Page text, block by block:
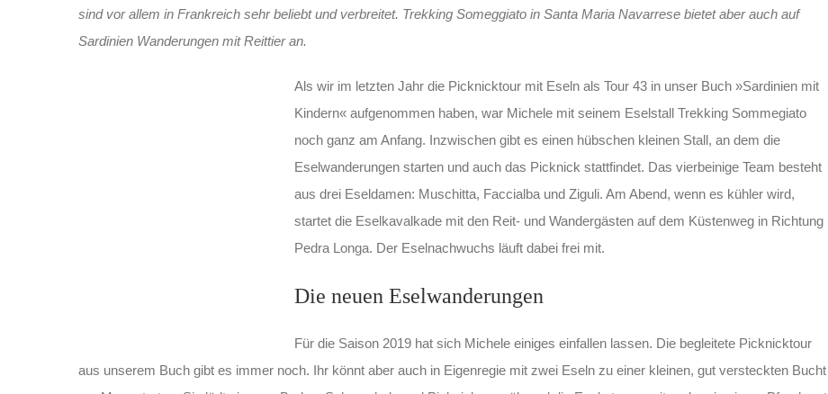
sind vor allem in Frankreich sehr beliebt und verbreitet. Trekking Someggiato in Santa Maria Navarrese bietet aber auch auf
Sardinien Wanderungen mit Reittier an.
Als wir im letzten Jahr die Picknicktour mit Eseln als Tour 43 in unser Buch »Sardinien mit
Kindern« aufgenommen haben, war Michele mit seinem Eselstall Trekking Sommegiato
noch ganz am Anfang. Inzwischen gibt es einen hübschen kleinen Stall, an dem die
Eselwanderungen starten und auch das Picknick stattfindet. Das vierbeinige Team besteht
aus drei Eseldamen: Muschitta, Faccialba und Ziguli. Am Abend, wenn es kühler wird,
startet die Eselkavalkade mit den Reit- und Wandergästen auf dem Küstenweg in Richtung
Pedra Longa. Der Eselnachwuchs läuft dabei frei mit.
Die neuen Eselwanderungen
Für die Saison 2019 hat sich Michele einiges einfallen lassen. Die begleitete Picknicktour
aus unserem Buch gibt es immer noch. Ihr könnt aber auch in Eigenregie mit zwei Eseln zu einer kleinen, gut versteckten Bucht